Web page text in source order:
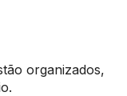
organizados,